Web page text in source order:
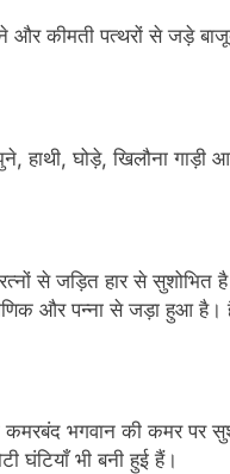
और कीमती पत्थरों से जड़े
हाथी, घोड़े, खिलौना गाड़ी
रत्नों से जड़ित हार से
और पन्ना से जड़ा हुआ
भगवान की कमर पर
घंटियाँ भी बनी हुई हैं।